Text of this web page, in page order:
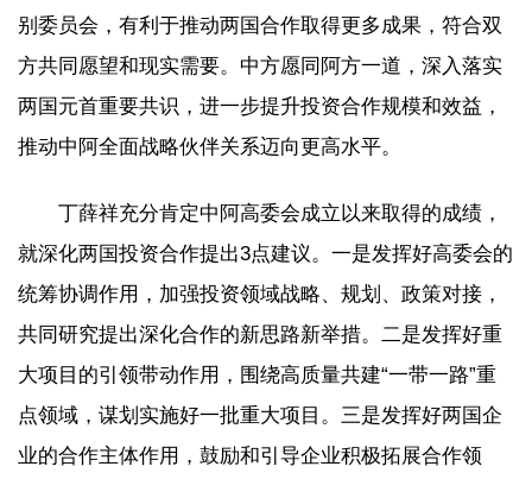
别委员会，有利于推动两国合作取得更多成果，符合双
方共同愿望和现实需要。中方愿同阿方一道，深入落实
两国元首重要共识，进一步提升投资合作规模和效益，
推动中阿全面战略伙伴关系迈向更高水平。
丁薛祥充分肯定中阿高委会成立以来取得的成绩，
就深化两国投资合作提出3点建议。一是发挥好高委会的
统筹协调作用，加强投资领域战略、规划、政策对接，
共同研究提出深化合作的新思路新举措。二是发挥好重
大项目的引领带动作用，围绕高质量共建“一带一路”重
点领域，谋划实施好一批重大项目。三是发挥好两国企
业的合作主体作用，鼓励和引导企业积极拓展合作领